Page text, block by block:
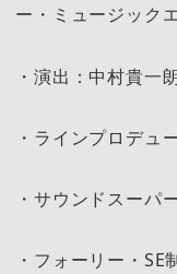
ー・ミュージック
・演出：中村貴一
・ラインプロデュ
・サウンドスーパ
・フォーリー・SE